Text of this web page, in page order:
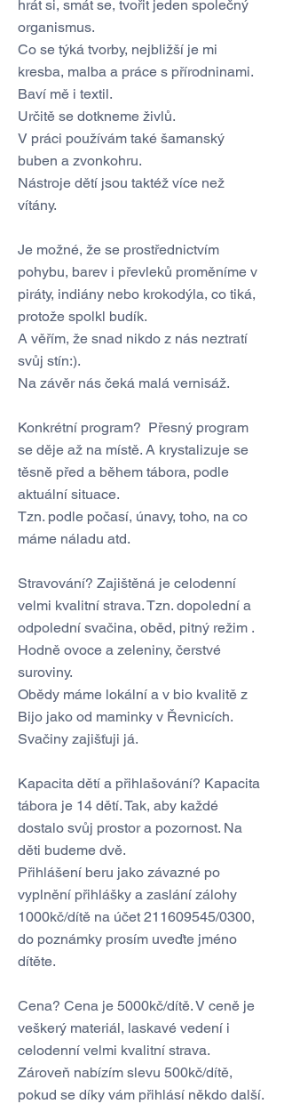
hrát si, smát se, tvořit jeden společný
organismus.
Co se týká tvorby, nejbližší je mi
kresba, malba a práce s přírodninami.
Baví mě i textil.
Určitě se dotkneme živlů.
V práci používám také šamanský
buben a zvonkohru.
Nástroje dětí jsou taktéž více než
vítány.
Je možné, že se prostřednictvím
pohybu, barev i převleků proměníme v
piráty, indiány nebo krokodýla, co tiká,
protože spolkl budík.
A věřím, že snad nikdo z nás neztratí
svůj stín:).
Na závěr nás čeká malá vernisáž.
Konkrétní program? Přesný program
se děje až na místě. A krystalizuje se
těsně před a během tábora, podle
aktuální situace.
Tzn. podle počasí, únavy, toho, na co
máme náladu atd.
Stravování? Zajištěná je celodenní
velmi kvalitní strava. Tzn. dopolední a
odpolední svačina, oběd, pitný režim .
Hodně ovoce a zeleniny, čerstvé
suroviny.
Obědy máme lokální a v bio kvalitě z
Bijo jako od maminky v Řevnicích.
Svačiny zajišťuji já.
Kapacita dětí a přihlašování? Kapacita
tábora je 14 dětí. Tak, aby každé
dostalo svůj prostor a pozornost. Na
děti budeme dvě.
Přihlášení beru jako závazné po
vyplnění přihlášky a zaslání zálohy
1000kč/dítě na účet 211609545/0300,
do poznámky prosím uveďte jméno
dítěte.
Cena? Cena je 5000kč/dítě. V ceně je
veškerý materiál, laskavé vedení i
celodenní velmi kvalitní strava.
Zároveň nabízím slevu 500kč/dítě,
pokud se díky vám přihlásí někdo další.